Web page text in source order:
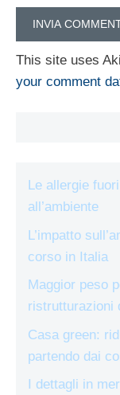
This site uses
your comment
Le allergie
all’ambiente
L’impatto
corso in Italia
Maggior peso
ristrutturazioni
Casa green:
partendo dai
I dettagli in